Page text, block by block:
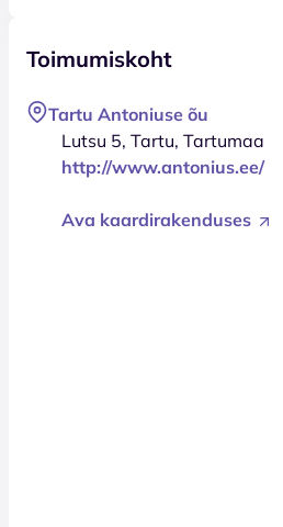
Toimumiskoht
Tartu Antoniuse õu
Lutsu 5, Tartu, Tartumaa
http://www.antonius.ee/
Ava kaardirakenduses